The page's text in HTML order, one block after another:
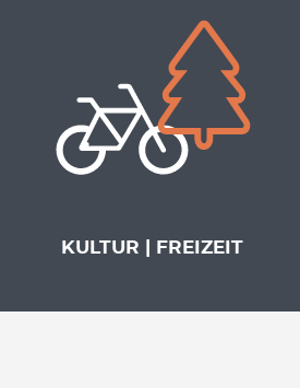
KULTUR | FREIZEIT